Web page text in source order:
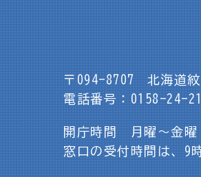
〒094-8707
北海道
電話番号：0158-24-
開庁時間 月曜～金曜
窓口の受付時間は、9